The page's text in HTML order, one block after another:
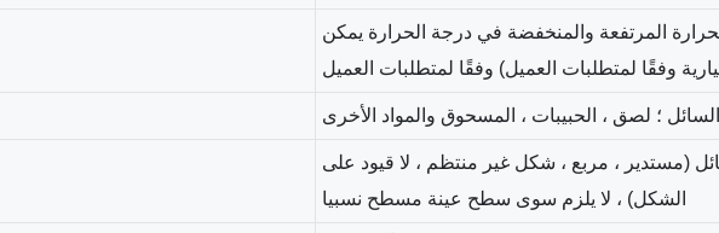
المرتفعة والمنخفضة في درجة الحرارة يمكن
السائل ؛ لصق ، الحبيبات ، المسحوق والمواد الأخرى
(مستدير ، مربع ، شكل غير منتظم ، لا قيود على
الشكل) ، لا يلزم سوى سطح عينة مسطح نسبيا